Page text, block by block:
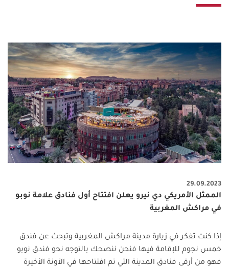
29.09.2023
الممثل الأمريكي دي نيرو يعلن افتتاح أول فنادق علامة نوبو
في مراكش المغربية
إذا كنت تفكر في زيارة مدينة مراكش المغربية وتبحث عن فندق
خمس نجوم للإقامة فيها فنحن ننصحك بالتوجه نحو فندق نوبو
فهو من أرقى فنادق المدينة التي تم افتتاحها في الآونة الأخيرة